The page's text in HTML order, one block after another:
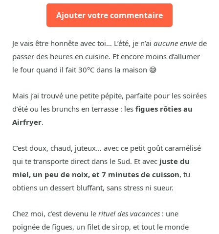
Ajouter votre commentaire
Je vais être honnête avec toi… L’été, je n’ai aucune envie de
passer des heures en cuisine. Et encore moins d’allumer
le four quand il fait 30°C dans la maison 😅
Mais j’ai trouvé une petite pépite, parfaite pour les soirées
d’été ou les brunchs en terrasse : les figues rôties au
Airfryer.
C’est doux, chaud, juteux… avec ce petit goût caramélisé
qui te transporte direct dans le Sud. Et avec juste du
miel, un peu de noix, et 7 minutes de cuisson, tu
obtiens un dessert bluffant, sans stress ni sueur.
Chez moi, c’est devenu le rituel des vacances : une
poignée de figues, un filet de sirop, et tout le monde